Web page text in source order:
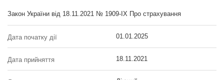
Закон України від 18.11.2021 № 1909-IX Про страхування
Дата початку дії 01.01.2025
Дата прийняття 18.11.2021